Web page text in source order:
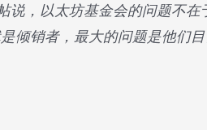
说，以太坊基金会的问题不在
倾销者，最大的问题是他们